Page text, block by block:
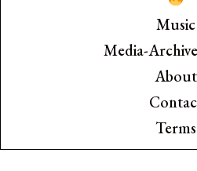
Music
Media-
About
Terms